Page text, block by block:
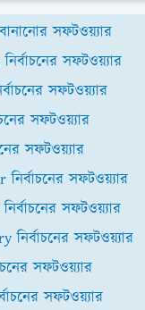
বানানোর সফটওয়্যার
সফটওয়্যার
সফটওয়্যার
সফটওয়্যার
সফটওয়্যার
সফটওয়্যার
সফটওয়্যার
নির্বাচনের সফটওয়্যার
সফটওয়্যার
সফটওয়্যার